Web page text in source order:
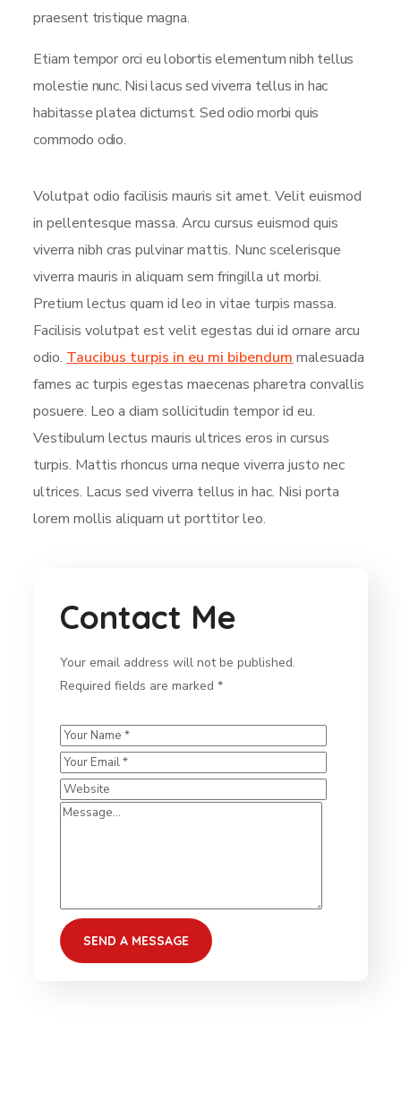
praesent tristique magna.
Etiam tempor orci eu lobortis elementum nibh tellus
molestie nunc. Nisi lacus sed viverra tellus in hac
habitasse platea dictumst. Sed odio morbi quis
commodo odio.
Volutpat odio facilisis mauris sit amet. Velit euismod
in pellentesque massa. Arcu cursus euismod quis
viverra nibh cras pulvinar mattis. Nunc scelerisque
viverra mauris in aliquam sem fringilla ut morbi.
Pretium lectus quam id leo in vitae turpis massa.
Facilisis volutpat est velit egestas dui id ornare arcu
odio. Taucibus turpis in eu mi bibendum malesuada
fames ac turpis egestas maecenas pharetra convallis
posuere. Leo a diam sollicitudin tempor id eu.
Vestibulum lectus mauris ultrices eros in cursus
turpis. Mattis rhoncus urna neque viverra justo nec
ultrices. Lacus sed viverra tellus in hac. Nisi porta
lorem mollis aliquam ut porttitor leo.
Contact Me
Your email address will not be published.
Required fields are marked *